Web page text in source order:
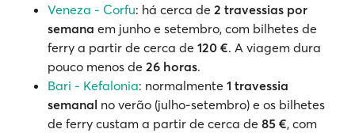
Veneza - Corfu: há cerca de 2 travessias por
semana em junho e setembro, com bilhetes de
ferry a partir de cerca de 120 €. A viagem dura
pouco menos de 26 horas.
Bari - Kefalonia: normalmente 1 travessia
semanal no verão (julho-setembro) e os bilhetes
de ferry custam a partir de cerca de 85 €, com